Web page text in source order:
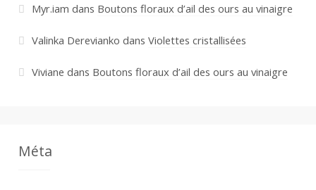
Myr.iam dans Boutons floraux d’ail des ours au vinaigre
Valinka Derevianko dans Violettes cristallisées
Viviane dans Boutons floraux d’ail des ours au vinaigre
Méta